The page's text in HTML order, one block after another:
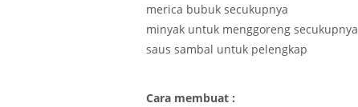
merica bubuk secukupnya
minyak untuk menggoreng secukupnya
saus sambal untuk pelengkap
Cara membuat :